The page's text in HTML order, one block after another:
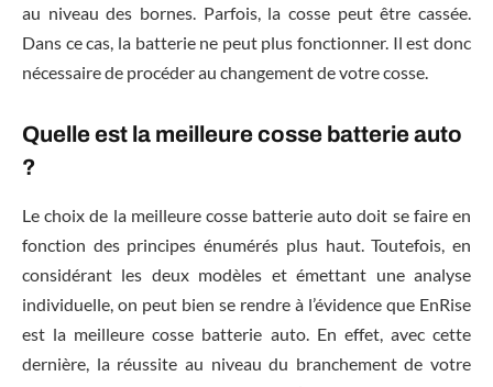
au niveau des bornes. Parfois, la cosse peut être cassée.
Dans ce cas, la batterie ne peut plus fonctionner. Il est donc
nécessaire de procéder au changement de votre cosse.
Quelle est la meilleure cosse batterie auto
?
Le choix de la meilleure cosse batterie auto doit se faire en
fonction des principes énumérés plus haut. Toutefois, en
considérant les deux modèles et émettant une analyse
individuelle, on peut bien se rendre à l’évidence que EnRise
est la meilleure cosse batterie auto. En effet, avec cette
dernière, la réussite au niveau du branchement de votre